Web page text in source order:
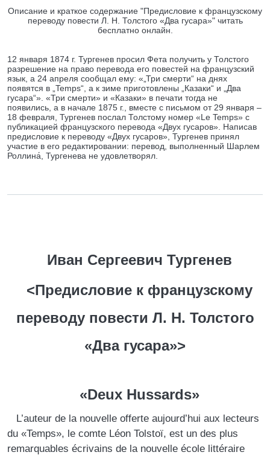
Описание и краткое содержание "Предисловие к французскому
переводу повести Л. Н. Толстого «Два гусара»" читать
бесплатно онлайн.
12 января 1874 г. Тургенев просил Фета получить у Толстого
разрешение на право перевода его повестей на французский
язык, а 24 апреля сообщал ему: «„Три смерти“ на днях
появятся в „Temps“, а к зиме приготовлены „Казаки“ и „Два
гусара“». «Три смерти» и «Казаки» в печати тогда не
появились, а в начале 1875 г., вместе с письмом от 29 января –
18 февраля, Тургенев послал Толстому номер «Le Temps» с
публикацией французского перевода «Двух гусаров». Написав
предисловие к переводу «Двух гусаров», Тургенев принял
участие в его редактировании: перевод, выполненный Шарлем
Роллина́, Тургенева не удовлетворял.
Иван Сергеевич Тургенев
<Предисловие к французскому
переводу повести Л. Н. Толстого
«Два гусара»>
«Deux Hussards»
L’auteur de la nouvelle offerte aujourd’hui aux lecteurs
du «Temps», le comte Léon Tolstoï, est un des plus
remarquables écrivains de la nouvelle école littéraire